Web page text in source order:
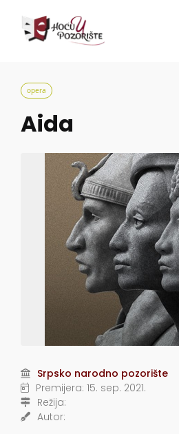
opera
Aida
Srpsko narodno pozorište
Premijera: 15. sep. 2021.
Režija:
Autor: